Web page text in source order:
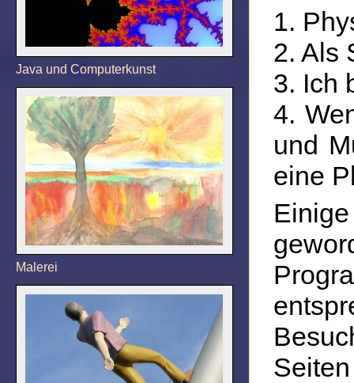
Java und Computerkunst
Malerei
1.
2. Als
3. Ich
4.
und
eine